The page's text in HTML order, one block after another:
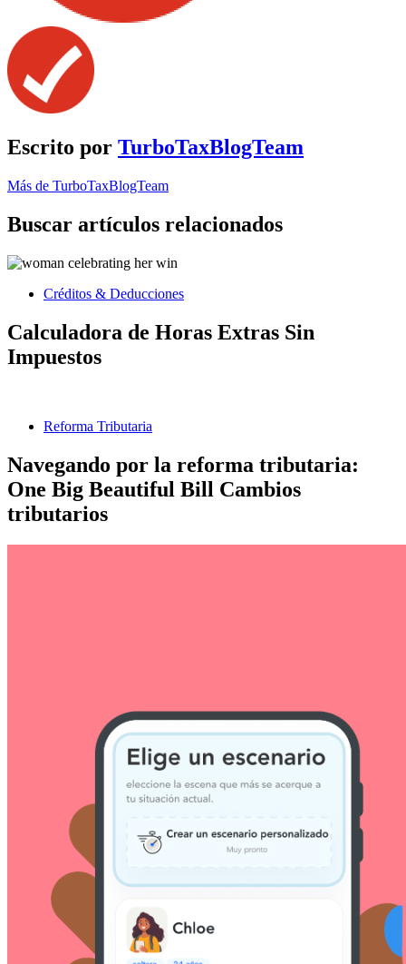
Escrito por TurboTaxBlogTeam
Más de TurboTaxBlogTeam
Buscar artículos relacionados
Créditos & Deducciones
Calculadora de Horas Extras Sin
Impuestos
Reforma Tributaria
Navegando por la reforma tributaria:
One Big Beautiful Bill Cambios
tributarios